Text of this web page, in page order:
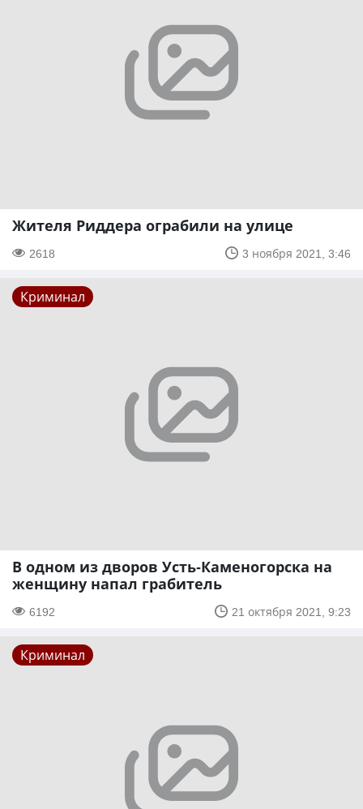
Жителя Риддера ограбили на улице
2618 3 ноября 2021, 3:46
Криминал
В одном из дворов Усть-Каменогорска на
женщину напал грабитель
6192 21 октября 2021, 9:23
Криминал